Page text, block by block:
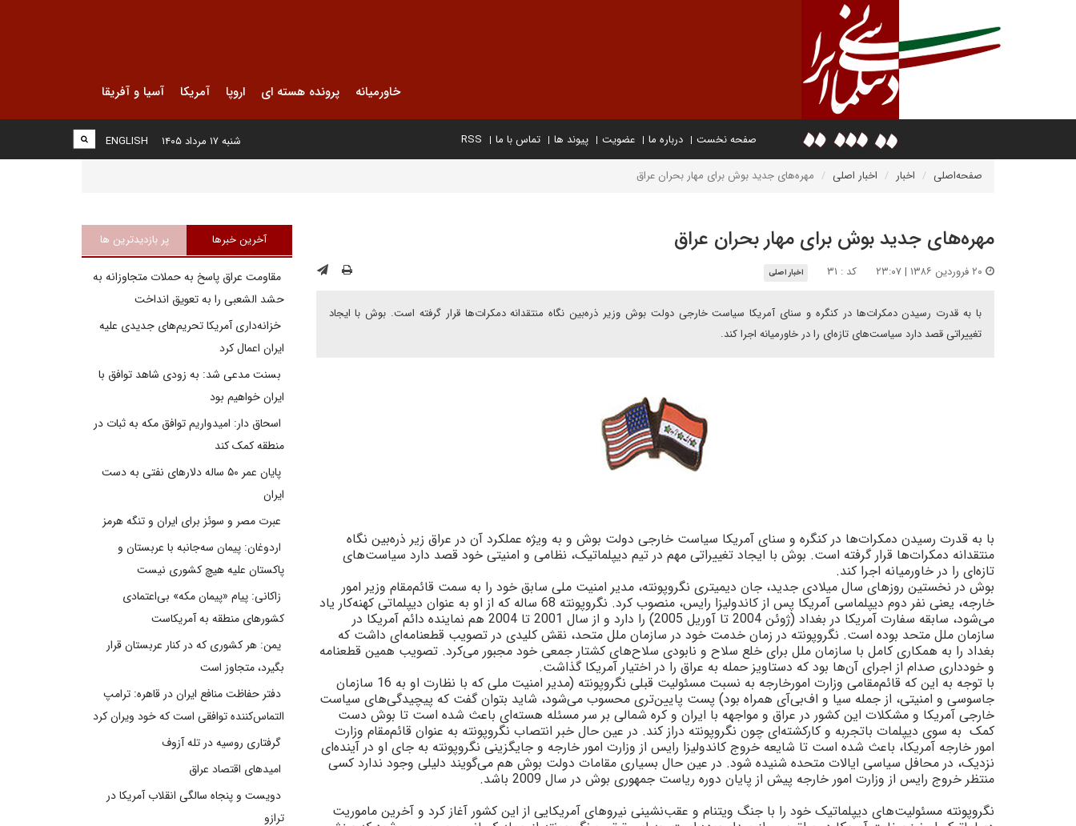
خاورمیانه پرونده هسته ای اروپا آمریکا آسیا و آفریقا
صفحه نخست درباره ما عضویت پیوند ها تماس با ما RSS
ENGLISH شنبه ۱۷ مرداد ۱۴۰۵
صفحه‌اصلی اخبار اخبار اصلی مهره‌هاى جديد بوش براى مهار بحران عراق
مهره‌هاى جديد بوش براى مهار بحران عراق
کد : ۳۱ اخبار اصلی
با به قدرت رسيدن دمکرات‌ها در کنگره و سناى آمريکا سياست خارجى دولت بوش وزير ذره‌بين نگاه منتقدانه دمکرات‌ها قرار گرفته است. بوش با ايجاد
تغييراتى قصد دارد سياست‌هاى تازه‌اى را در خاورميانه اجرا کند.
با به قدرت رسيدن دمکرات‌ها در کنگره و سناى آمريکا سياست خارجى دولت بوش و به ويژه عملکرد آن در عراق زير ذره‌بين نگاه
منتقدانه دمکرات‌ها قرار گرفته است. بوش با ايجاد تغييراتى مهم در تيم ديپلماتيک، نظامى و امنيتى خود قصد دارد سياست‌هاى
تازه‌اى را در خاورميانه اجرا کند.
بوش در نخستين روزهاى سال ميلادى جديد، جان ديميترى نگروپونته، مدير امنيت ملى سابق خود را به سمت قائم‌مقام وزير امور
خارجه، يعنى نفر دوم ديپلماسى آمريکا پس از کاندوليزا رايس، منصوب کرد. نگروپونته 68 ساله که از او به عنوان ديپلماتى کهنه‌کار ياد
مى‌شود، سابقه سفارت آمريکا در بغداد (ژوئن 2004 تا آوريل 2005) را دارد و از سال 2001 تا 2004 هم نماينده دائم آمريکا در
سازمان ملل متحد بوده است. نگروپونته در زمان خدمت خود در سازمان ملل متحد، نقش کليدى در تصويب قطعنامه‌اى داشت که
بغداد را به همکارى کامل با سازمان ملل براى خلع سلاح و نابودى سلاح‌هاى کشتار جمعى خود مجبور مى‌کرد. تصويب همين قطعنامه
و خوددارى صدام از اجراى آن‌ها بود که دستاويز حمله به عراق را در اختيار آمريکا گذاشت.
با توجه به اين که قائم‌مقامى وزارت امورخارجه به نسبت مسئوليت قبلى نگروپونته (مدير امنيت ملى که با نظارت او به 16 سازمان
جاسوسى و امنيتى، از جمله سيا و اف‌بى‌آى همراه بود) پست پايين‌ترى محسوب مى‌شود، شايد بتوان گفت که پيچيدگى‌هاى سياست‌
خارجى آمريکا و مشکلات اين کشور در عراق و مواجهه با ايران و کره شمالى بر سر مسئله هسته‌اى باعث شده است تا بوش دست
کمک به سوى ديپلمات باتجربه و کارکشته‌اى چون نگروپونته دراز کند. در عين حال خبر انتصاب نگروپونته به عنوان قائم‌مقام وزارت
امور خارجه آمريکا، باعث شده است تا شايعه خروج کاندوليزا رايس از وزارت امور خارجه و جايگزينى نگروپونته به جاى او در آينده‌اى
نزديک، در محافل سياسى ايالات متحده شنيده شود. در عين حال بسيارى مقامات دولت بوش هم مى‌گويند دليلى وجود ندارد کسى
منتظر خروج رايس از وزارت امور خارجه پيش از پايان دوره رياست جمهورى بوش در سال 2009 باشد.
نگروپونته مسئوليت‌هاى ديپلماتيک خود را با جنگ ويتنام و عقب‌نشينى نيروهاى آمريکايى از اين کشور آغاز کرد و آخرين ماموريت
آخرین خبرها پر بازدیدترین ها
مقاومت عراق پاسخ به حملات متجاوزانه به
حشد الشعبی را به تعویق انداخت
خزانه‌داری آمریکا تحریم‌های جدیدی علیه
ایران اعمال کرد
بسنت مدعی شد: به زودی شاهد توافق با
ایران خواهیم بود
اسحاق دار: امیدواریم توافق مکه به ثبات در
منطقه کمک کند
پایان عمر ۵۰ ساله دلارهای نفتی به دست
ایران
عبرت مصر و سوئز برای ایران و تنگه هرمز
اردوغان: پیمان سه‌جانبه با عربستان و
پاکستان علیه هیچ کشوری نیست
زاکانی: پیام «پیمان مکه» بی‌اعتمادی
کشورهای منطقه به آمریکاست
یمن: هر کشوری که در کنار عربستان قرار
بگیرد، متجاوز است
دفتر حفاظت منافع ایران در قاهره: ترامپ
التماس‌کننده توافقی است که خود ویران کرد
گرفتاری روسیه در تله آزوف
امیدهای اقتصاد عراق
دویست و پنجاه سالگی انقلاب آمریکا در
ترازو